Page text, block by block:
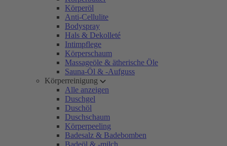
Körperöl
Anti-Cellulite
Bodyspray
Hals & Dekolleté
Intimpflege
Körperschaum
Massageöle & ätherische Öle
Sauna-Öl & -Aufguss
Körperreinigung
Alle anzeigen
Duschgel
Duschöl
Duschschaum
Körperpeeling
Badesalz & Badebomben
Badeöl & -milch